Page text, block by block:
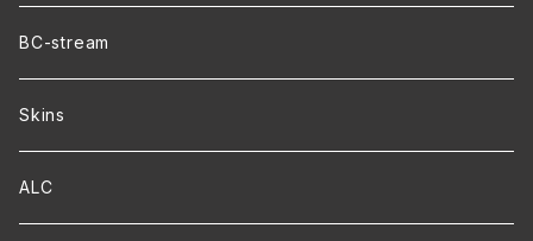
BC-stream
Skins
ALC